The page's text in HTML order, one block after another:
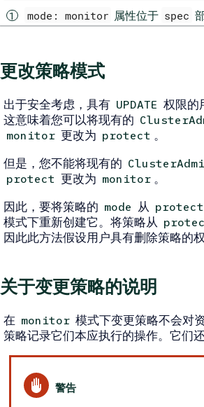
mode: monitor 属性位于 spec
更改策略模式
出于安全考虑，具有 UPDATE 权限的
这意味着您可以将现有的
monitor 更改为 protect 。
但是，您不能将现有的
protect 更改为 monitor 。
因此，要将策略的 mode 从 protect
模式下重新创建它。将策略从
因此此方法假设用户具有删除策略的权
关于变更策略的说明
在 monitor 模式下变更策略不会对
策略记录它们本应执行的操作。它们